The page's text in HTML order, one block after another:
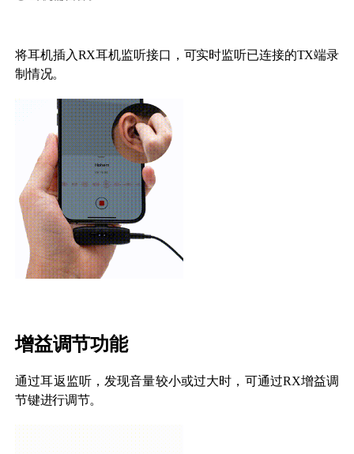
将耳机插入RX耳机监听接口，可实时监听已连接的TX端录
制情况。
增益调节功能
通过耳返监听，发现音量较小或过大时，可通过RX增益调
节键进行调节。